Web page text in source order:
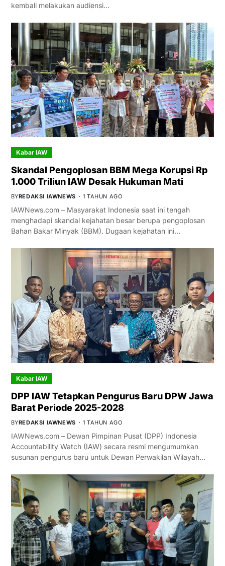
kembali melakukan audiensi…
Kabar IAW
Skandal Pengoplosan BBM Mega Korupsi Rp
1.000 Triliun IAW Desak Hukuman Mati
BYREDAKSI IAWNEWS 1 TAHUN AGO
IAWNews.com – Masyarakat Indonesia saat ini tengah
menghadapi skandal kejahatan besar berupa pengoplosan
Bahan Bakar Minyak (BBM). Dugaan kejahatan ini…
Kabar IAW
DPP IAW Tetapkan Pengurus Baru DPW Jawa
Barat Periode 2025-2028
BYREDAKSI IAWNEWS 1 TAHUN AGO
IAWNews.com – Dewan Pimpinan Pusat (DPP) Indonesia
Accountability Watch (IAW) secara resmi mengumumkan
susunan pengurus baru untuk Dewan Perwakilan Wilayah…